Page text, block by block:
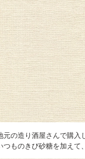
元の造り酒屋さんで購入
つものきび砂糖を加えて